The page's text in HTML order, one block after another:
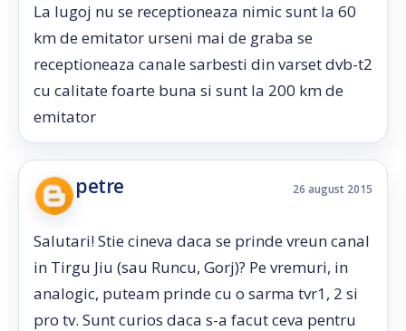
La lugoj nu se receptioneaza nimic sunt la 60
km de emitator urseni mai de graba se
receptioneaza canale sarbesti din varset dvb-t2
cu calitate foarte buna si sunt la 200 km de
emitator
petre 26 august 2015
Salutari! Stie cineva daca se prinde vreun canal
in Tirgu Jiu (sau Runcu, Gorj)? Pe vremuri, in
analogic, puteam prinde cu o sarma tvr1, 2 si
pro tv. Sunt curios daca s-a facut ceva pentru